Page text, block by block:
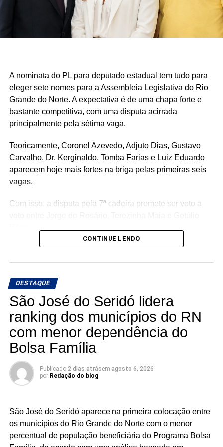
A nominata do PL para deputado estadual tem tudo para
eleger sete nomes para a Assembleia Legislativa do Rio
Grande do Norte. A expectativa é de uma chapa forte e
bastante competitiva, com uma disputa acirrada
principalmente pela sétima vaga.
Teoricamente, Coronel Azevedo, Adjuto Dias, Gustavo
Carvalho, Dr. Kerginaldo, Tomba Farias e Luiz Eduardo
aparecem hoje mais fortes na briga pelas primeiras seis
vagas.
Com isso, a disputa pela 7ª cadeira promete ser voto a
Os três possuem bases e estruturas eleitorais importantes
e chegam à reta da pré-campanha buscando garantir um
potencial para fazer sete cadeiras, a briga pela última
vaga promete ser uma das mais acirradas da eleição para
a ALRN em 2026
CONTINUE LENDO
DESTAQUE
São José do Seridó lidera
ranking dos municípios do RN
com menor dependência do
Bolsa Família
Publicado 2 dias atrásem agosto 6, 2026
por Redação do blog
São José do Seridó aparece na primeira colocação entre
os municípios do Rio Grande do Norte com o menor
percentual de população beneficiária do Programa Bolsa